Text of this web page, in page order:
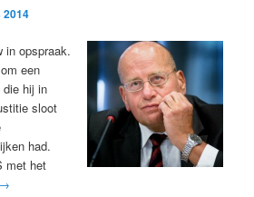
2014
in opspraak.
een
die hij in
sloot
had.
met het
→